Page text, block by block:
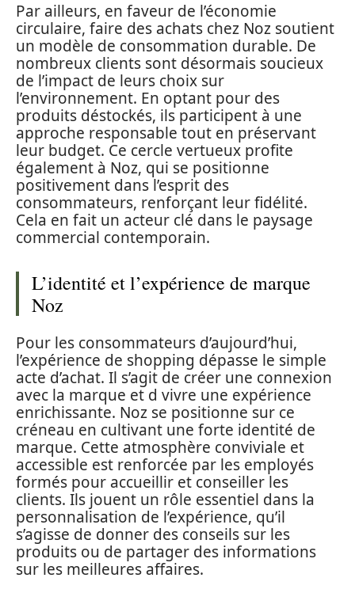
Par ailleurs, en faveur de l’économie
circulaire, faire des achats chez Noz soutient
un modèle de consommation durable. De
nombreux clients sont désormais soucieux
de l’impact de leurs choix sur
l’environnement. En optant pour des
produits déstockés, ils participent à une
approche responsable tout en préservant
leur budget. Ce cercle vertueux profite
également à Noz, qui se positionne
positivement dans l’esprit des
consommateurs, renforçant leur fidélité.
Cela en fait un acteur clé dans le paysage
commercial contemporain.
L’identité et l’expérience de marque
Noz
Pour les consommateurs d’aujourd’hui,
l’expérience de shopping dépasse le simple
acte d’achat. Il s’agit de créer une connexion
avec la marque et d vivre une expérience
enrichissante. Noz se positionne sur ce
créneau en cultivant une forte identité de
marque. Cette atmosphère conviviale et
accessible est renforcée par les employés
formés pour accueillir et conseiller les
clients. Ils jouent un rôle essentiel dans la
personnalisation de l’expérience, qu’il
s’agisse de donner des conseils sur les
produits ou de partager des informations
sur les meilleures affaires.